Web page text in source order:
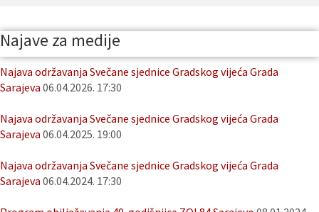
Najave za medije
Najava održavanja Svečane sjednice Gradskog vijeća Grada
Sarajeva 06.04.2026. 17:30
Najava održavanja Svečane sjednice Gradskog vijeća Grada
Sarajeva 06.04.2025. 19:00
Najava održavanja Svečane sjednice Gradskog vijeća Grada
Sarajeva 06.04.2024. 17:30